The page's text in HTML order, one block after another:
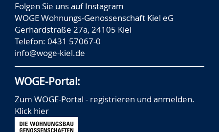
Folgen Sie uns aufInstagram
WOGE Wohnungs-Genossenschaft Kiel eG
Gerhardstraße 27a, 24105 Kiel
Telefon: 0431 57067-0
info@woge-kiel.de
WOGE-Portal:
Zum WOGE-Portal - registrieren und anmelden.
Klick hier